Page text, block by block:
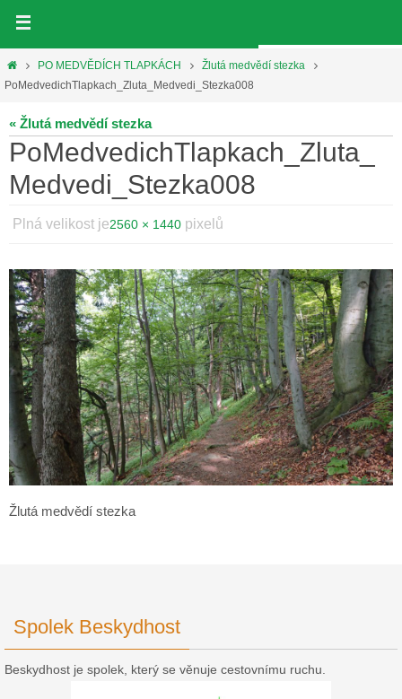
obsahHomePO MEDVĚDÍCH TLAPKÁCH
Žlutá medvědí stezka
PoMedvedichTlapkach_Zluta_Medvedi_Stezka008
« Žlutá medvědí stezka
PoMedvedichTlapkach_Zluta_
Medvedi_Stezka008
Plná velikost je2560 × 1440 pixelů
Žlutá medvědí stezka
Spolek Beskydhost
Beskydhost je spolek, který se věnuje cestovnímu ruchu.